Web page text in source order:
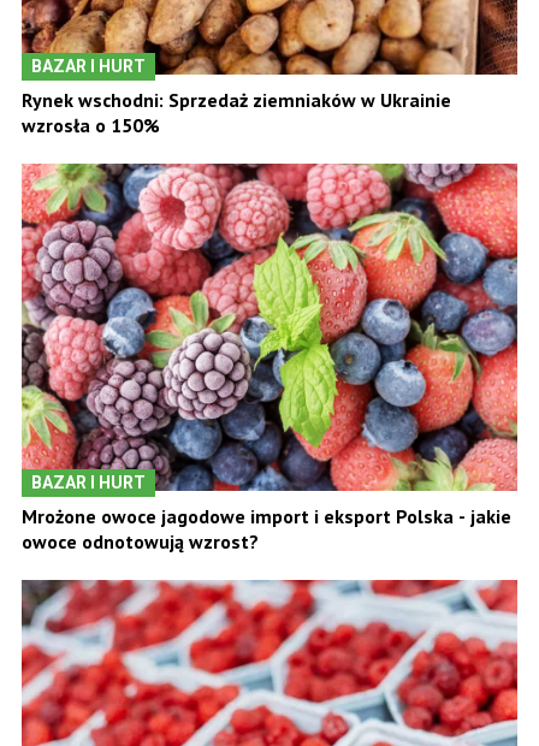
BAZAR I HURT
Rynek wschodni: Sprzedaż ziemniaków w Ukrainie
wzrosła o 150%
BAZAR I HURT
Mrożone owoce jagodowe import i eksport Polska - jakie
owoce odnotowują wzrost?